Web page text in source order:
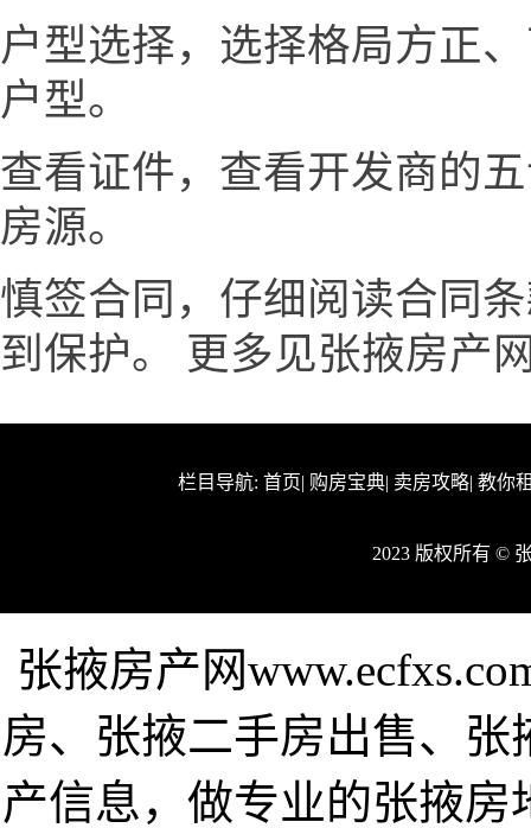
户型选择，选择格局方正
户型。
查看证件，查看开发商的
房源。
慎签合同，仔细阅读合同
到保护。 更多见张掖房产
栏目导航: 首页| 购房宝典| 卖房攻略| 教你
2023 版权所有 ©
张掖房产网
房、张掖二手房出售、
产信息，做专业的张掖